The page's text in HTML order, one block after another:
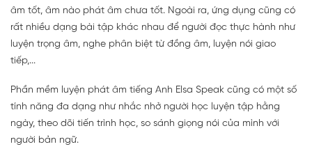
âm tốt, âm nào phát âm chưa tốt. Ngoài ra, ứng dụng cũng có
rất nhiều dạng bài tập khác nhau để người đọc thực hành như
luyện trọng âm, nghe phân biệt từ đồng âm, luyện nói giao
tiếp,...
Phần mềm luyện phát âm tiếng Anh Elsa Speak cũng có một số
tính năng đa dạng như nhắc nhở người học luyện tập hằng
ngày, theo dõi tiến trình học, so sánh giọng nói của mình với
người bản ngữ.